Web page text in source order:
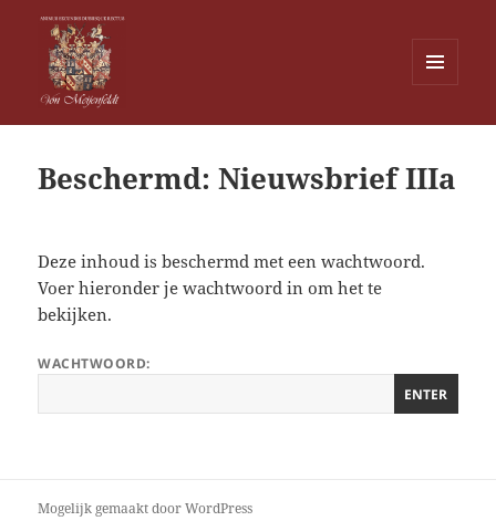
WIDGETS
Beschermd: Nieuwsbrief IIIa
Deze inhoud is beschermd met een wachtwoord.
Voer hieronder je wachtwoord in om het te
bekijken.
WACHTWOORD:
Mogelijk gemaakt door WordPress